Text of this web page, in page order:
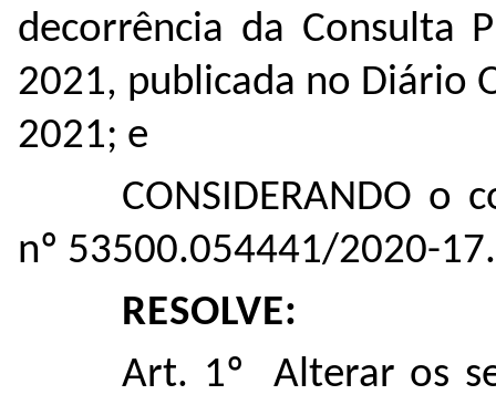
decorrência da Consulta
2021, publicada no Diário
2021; e
CONSIDERANDO o
nº 53500.054441/2020-17.
RESOLVE:
Art. 1º Alterar os